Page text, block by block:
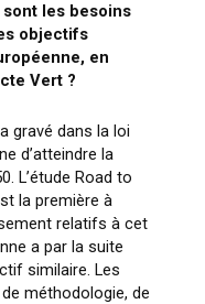
sont les besoins
objectifs
en
Vert ?
gravé dans la loi
d’atteindre la
L’étude Road to
la première à
relatifs à cet
a par la suite
similaire. Les
méthodologie, de